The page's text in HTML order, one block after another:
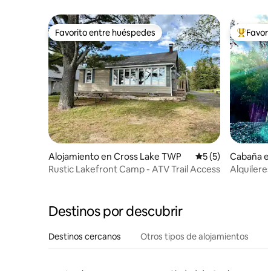
Favorito entre huéspedes
Favorito entre huéspedes
Alojamiento en Cross Lake TWP Calificación
5 (5)
Rustic Lakefront Camp - ATV Trail Access
Cabaña
Destinos por descubrir
Destinos cercanos Otros tipos de alojamientos